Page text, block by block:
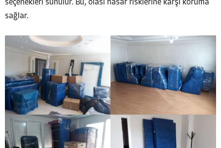
seçenekleri sunulur. Bu, olası hasar risklerine karşı koruma
sağlar.